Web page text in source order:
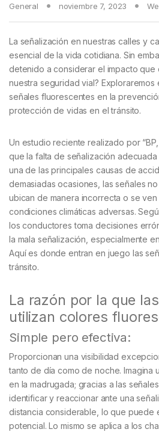
General noviembre 7, 2023
La señalización en nuestras calles y
esencial de la vida cotidiana. Sin
detenido a considerar el impacto que
nuestra seguridad vial?
señales fluorescentes en la
protección de vidas en el tránsito.
Un estudio reciente realizado por
que la falta de señalización
una de las principales causas de
demasiadas ocasiones, las señales
ubican de manera incorrecta o se
condiciones climáticas adversas.
los conductores toma decisiones
la mala señalización, especialmente
Aquí es donde entran en juego las
tránsito.
La razón por la que
utilizan colores
Simple pero efectiva:
Proporcionan una visibilidad
tanto de día como de noche. Imagina
en la madrugada; gracias a las
identificar y reaccionar ante una
distancia considerable, lo que puede
potencial. Lo mismo se aplica a los